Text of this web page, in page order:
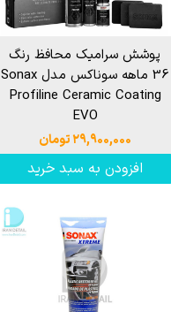
پوشش سرامیک محافظ رنگ
36 ماهه سوناکس مدل Sonax
Profiline Ceramic Coating
EVO
۲۹,۹۰۰,۰۰۰ تومان
افزودن به سبد خرید